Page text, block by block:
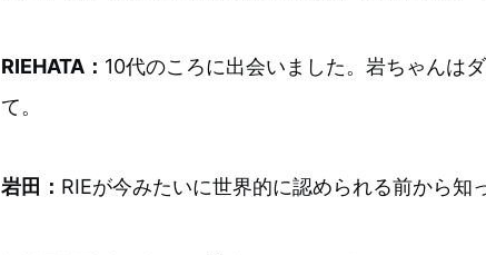
RIEHATA： 10代のころに出会いました。岩ちゃんは
て。
岩田： RIEが今みたいに世界的に認められる前から知